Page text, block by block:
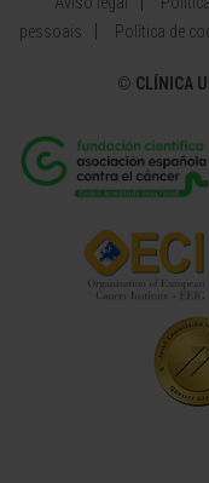
pessoais
Política de
© CLÍNICA